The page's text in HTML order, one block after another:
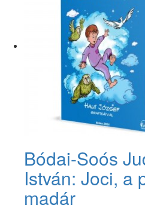
Bódai-Soós
István: Joci, a
madár